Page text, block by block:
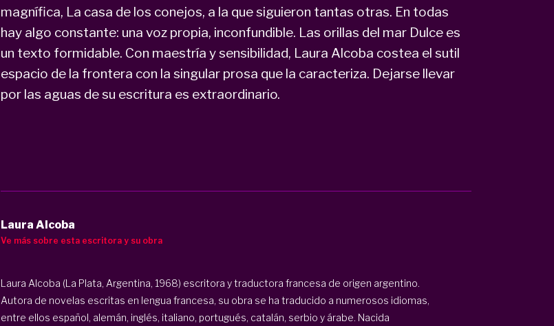
magnífica, La casa de los conejos, a la que siguieron tantas otras. En todas
hay algo constante: una voz propia, inconfundible. Las orillas del mar Dulce es
un texto formidable. Con maestría y sensibilidad, Laura Alcoba costea el sutil
espacio de la frontera con la singular prosa que la caracteriza. Dejarse llevar
por las aguas de su escritura es extraordinario.
Laura Alcoba
Ve más sobre esta escritora y su obra
Laura Alcoba (La Plata, Argentina, 1968) escritora y traductora francesa de origen argentino.
Autora de novelas escritas en lengua francesa, su obra se ha traducido a numerosos idiomas,
entre ellos español, alemán, inglés, italiano, portugués, catalán, serbio y árabe. Nacida